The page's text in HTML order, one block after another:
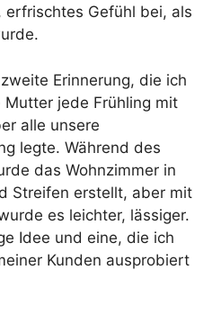
Gefühl bei, als
Erinnerung, die ich
jede Frühling mit
alle unsere
legte. Während des
das Wohnzimmer in
Streifen erstellt, aber mit
es leichter, lässiger.
Idee und eine, die ich
Kunden ausprobiert